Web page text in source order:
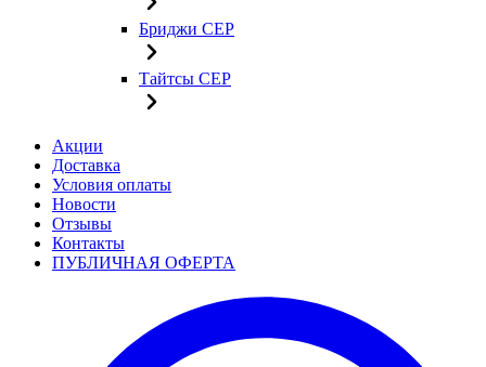
Бриджи CEP
Тайтсы CEP
Акции
Доставка
Условия оплаты
Новости
Отзывы
Контакты
ПУБЛИЧНАЯ ОФЕРТА